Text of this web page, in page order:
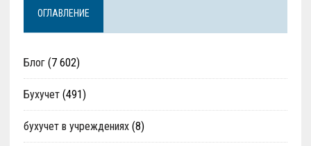
ОГЛАВЛЕНИЕ
Блог(7 602)
Бухучет(491)
бухучет в учреждениях(8)